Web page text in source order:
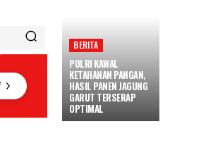
BERITA
POLRI KAWAL
KETAHANAN PANGAN,
HASIL PANEN JAGUNG
GARUT TERSERAP
OPTIMAL